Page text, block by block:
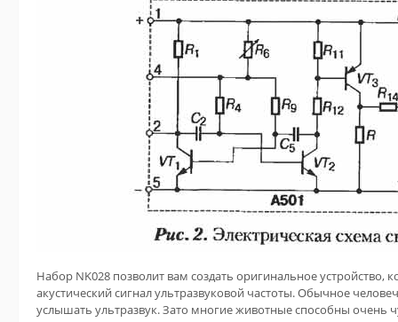
Набор NK028 позволит вам создать оригинальное устройство,
акустический сигнал ультразвуковой частоты. Обычное
услышать ультразвук. Зато многие животные способны очень